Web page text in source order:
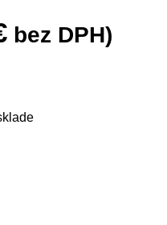
bez DPH)